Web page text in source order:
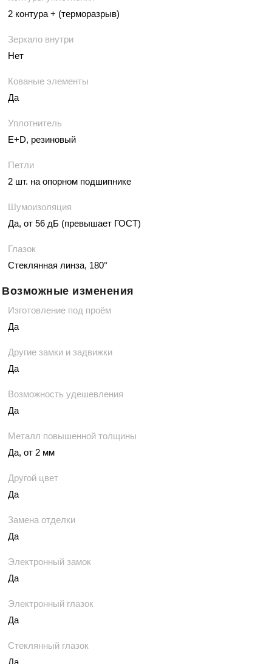
2 контура + (терморазрыв)
Зеркало внутри
Нет
Кованые элементы
Да
Уплотнитель
E+D, резиновый
Петли
2 шт. на опорном подшипнике
Шумоизоляция
Да, от 56 дБ (превышает ГОСТ)
Глазок
Стеклянная линза, 180°
Возможные изменения
Изготовление под проём
Да
Другие замки и задвижки
Да
Возможность удешевления
Да
Металл повышенной толщины
Да, от 2 мм
Другой цвет
Да
Замена отделки
Да
Электронный замок
Да
Электронный глазок
Да
Стеклянный глазок
Да